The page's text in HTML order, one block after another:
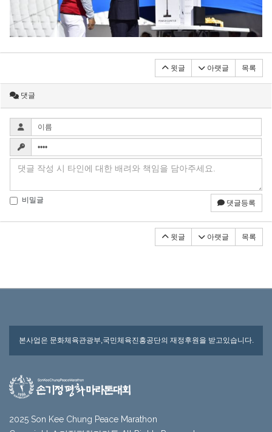
윗글 아랫글 목록
댓글
비밀글 댓글등록
윗글 아랫글 목록
본사업은 문화체육관광부,국민체육진흥공단의 재정후원을 받고있습니다.
2025 Son Kee Chung Peace Marathon